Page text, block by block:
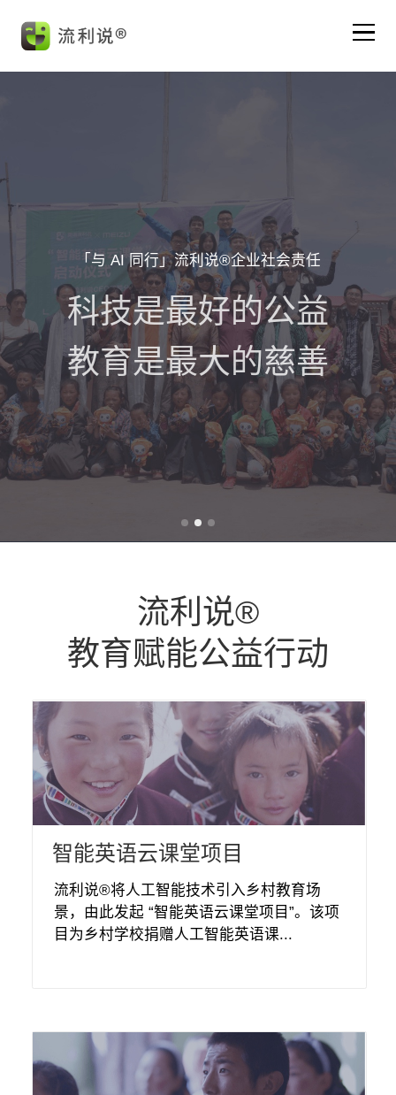
流利说®懂你英语®A+
应试工具
企业培训
AI 技术
关于我们
「与 AI 同行」流利说®企业社会责任
科技是最好的公益
教育是最大的慈善
流利说®
教育赋能公益行动
智能英语云课堂项目
流利说®将人工智能技术引入乡村教育场
景，由此发起 “智能英语云课堂项目”。该项
目为乡村学校捐赠人工智能英语课...